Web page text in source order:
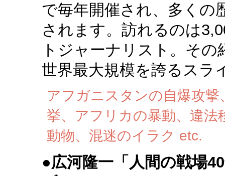
で毎年開催され、多くの
されます。訪れるのは
トジャーナリスト。そ
世界最大規模を誇るスラ
アフガニスタンの自爆攻
挙、アフリカの暴動、違
動物、混迷のイラク etc.
●広河隆一「人間の戦場